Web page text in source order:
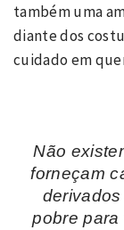
também uma
diante dos
cuidado em
Não
forneçam
pobre para